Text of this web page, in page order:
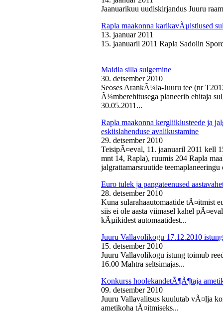
Jaanuarikuu uudiskirjandus Juuru
Rapla maakonna karikavÃµistlused
13. jaanuar 2011
15. jaanuaril 2011 Rapla Sadolin
Maidla silla sulgemine
30. detsember 2010
Seoses ArankÃ¼la-Juuru tee (nr
Ã¼mberehitusega planeerib ehitaja
30.05.2011...
Rapla maakonna kergliiklusteede ja
eskiislahenduse avalikustamine
29. detsember 2010
TeisipÃ¤eval, 11. jaanuaril 2011 kell
mnt 14, Rapla), ruumis 204 Rapla
jalgrattamarsruutide
Euro tulek ja pangateenused
28. detsember 2010
Kuna sularahaautomaatide tÃ¤itmist
siis ei ole aasta viimasel kahel
kÃµikidest automaatidest...
Juuru Vallavolikogu 17.12.2010 istung
15. detsember 2010
Juuru Vallavolikogu istung toimub
16.00 Mahtra seltsimajas...
Konkurss hoolekandetÃ¶Ã¶taja
09. detsember 2010
Juuru Vallavalitsus kuulutab vÃ¤lja
ametikoha tÃ¤itmiseks...